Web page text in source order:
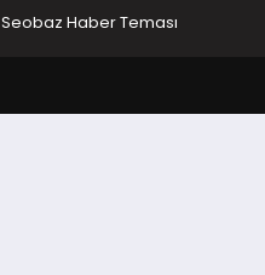
Seobaz Haber Teması